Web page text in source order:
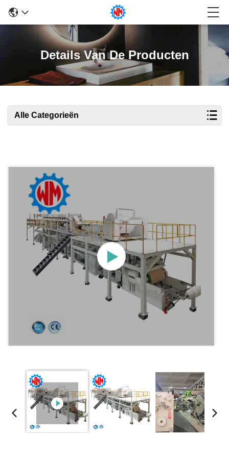
Details Van De Producten
Alle Categorieën